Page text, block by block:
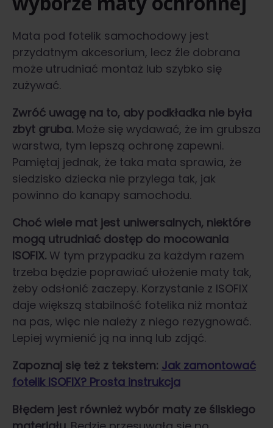
Mata pod fotelik samochodowy jest
przydatnym akcesorium, lecz źle dobrana
może utrudniać montaż lub szybko się
zużywać.
Zwróć uwagę na to, aby podkładka nie była
zbyt gruba. Może się wydawać, że im grubsza
warstwa, tym lepszą ochronę zapewni.
Pamiętaj jednak, że taka mata sprawia, że
siedzisko dziecka nie przylega tak, jak
powinno do kanapy samochodu.
Choć wiele mat jest uniwersalnych, niektóre
mogą utrudniać dostęp do mocowania
ISOFIX. W tym przypadku za każdym razem
trzeba będzie poprawiać ułożenie maty tak,
żeby odsłonić zaczepy. Korzystanie z ISOFIX
daje większą stabilność fotelika niż montaż
na pas, więc nie należy z niego rezygnować.
Lepiej wymienić ją na inną lub zdjąć.
Zapoznaj się też z tekstem: Jak zamontować
fotelik ISOFIX? Prosta instrukcja
Błędem jest również wybór maty ze śliskiego